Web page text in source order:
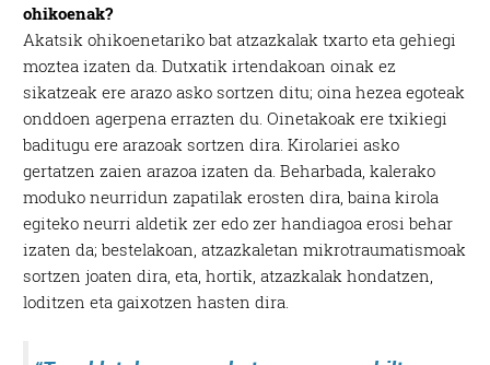
ohikoenak?
Akatsik ohikoenetariko bat atzazkalak txarto eta gehiegi
moztea izaten da. Dutxatik irtendakoan oinak ez
sikatzeak ere arazo asko sortzen ditu; oina hezea egoteak
onddoen agerpena errazten du. Oinetakoak ere txikiegi
baditugu ere arazoak sortzen dira. Kirolariei asko
gertatzen zaien arazoa izaten da. Beharbada, kalerako
moduko neurridun zapatilak erosten dira, baina kirola
egiteko neurri aldetik zer edo zer handiagoa erosi behar
izaten da; bestelakoan, atzazkaletan mikrotraumatismoak
sortzen joaten dira, eta, hortik, atzazkalak hondatzen,
loditzen eta gaixotzen hasten dira.